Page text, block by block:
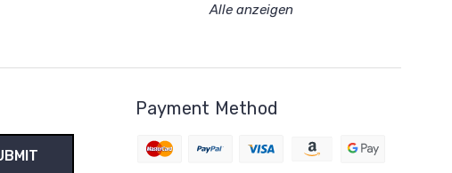
Alle anzeigen
Payment Method